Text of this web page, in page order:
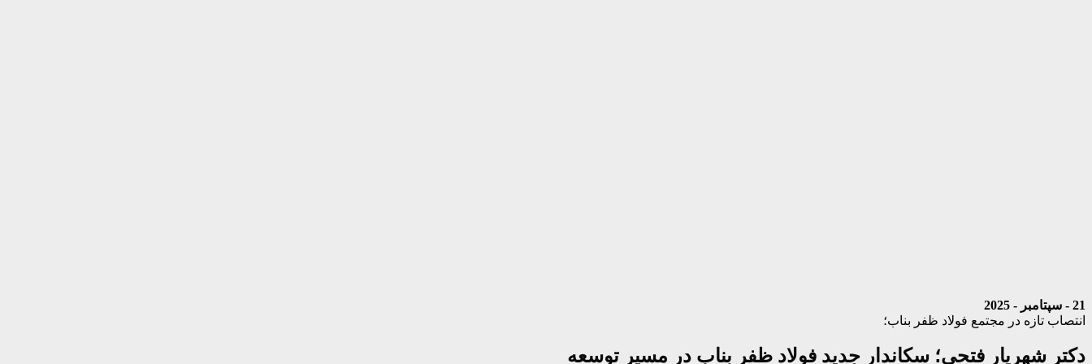
21 - سپتامبر - 2025
انتصاب تازه در مجتمع فولاد ظفر بناب؛
دکتر شهریار فتحی؛ سکاندار جدید فولاد ظفر بناب در مسیر توسعه